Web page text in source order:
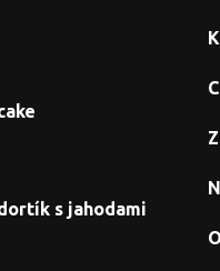
s jahodami